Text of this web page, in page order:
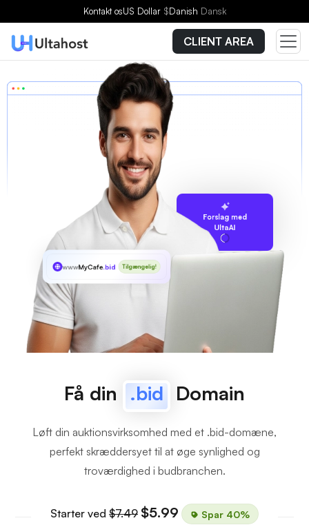
Kontakt osUS Dollar $Danish Dansk
CLIENT AREA
Forslag med
UltaAI
wwwMyCafe.bid Tilgængelig!
Få din .bid Domain
Løft din auktionsvirksomhed med et .bid-domæne,
perfekt skræddersyet til at øge synlighed og
troværdighed i budbranchen.
Starter ved $7.49 $5.99 Spar 40%